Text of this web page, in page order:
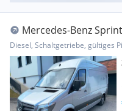
Mercedes-Benz
Transporter /
Diesel, Schaltgetriebe, gültiges